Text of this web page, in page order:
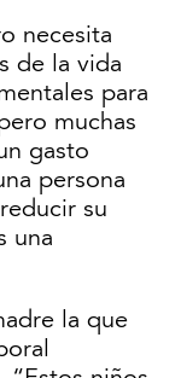
necesita
de la vida
para
muchas
gasto
persona
su
una
la que